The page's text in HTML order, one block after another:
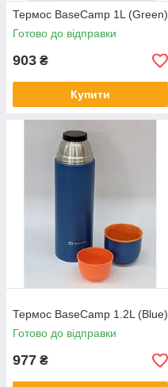
Термос BaseCamp 1L (Green)
Готово до відправки
903 ₴
Купити
Термос BaseCamp 1.2L (Blue)
Готово до відправки
977 ₴